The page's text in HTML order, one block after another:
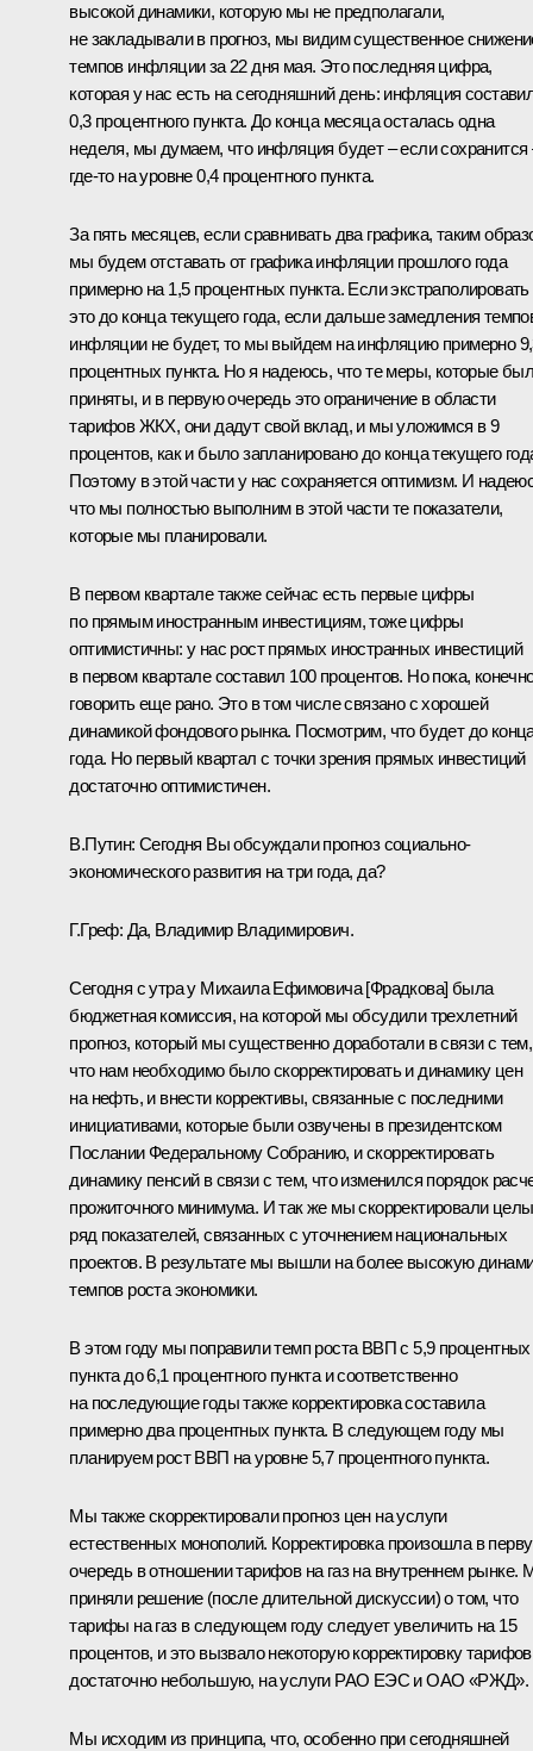
высокой динамики, которую мы не предполагали,
не закладывали в прогноз, мы видим существенное
темпов инфляции за 22 дня мая. Это последняя цифра,
которая у нас есть на сегодняшний день: инфляция
0,3 процентного пункта. До конца месяца осталась одна
неделя, мы думаем, что инфляция будет – если сохранится
где‑то на уровне 0,4 процентного пункта.
За пять месяцев, если сравнивать два графика, таким
мы будем отставать от графика инфляции прошлого года
примерно на 1,5 процентных пункта. Если экстраполировать
это до конца текущего года, если дальше замедления
инфляции не будет, то мы выйдем на инфляцию примерно
процентных пункта. Но я надеюсь, что те меры, которые
приняты, и в первую очередь это ограничение в области
тарифов ЖКХ, они дадут свой вклад, и мы уложимся в 9
процентов, как и было запланировано до конца текущего
Поэтому в этой части у нас сохраняется оптимизм. И
что мы полностью выполним в этой части те показатели,
которые мы планировали.
В первом квартале также сейчас есть первые цифры
по прямым иностранным инвестициям, тоже цифры
оптимистичны: у нас рост прямых иностранных инвестиций
в первом квартале составил 100 процентов. Но пока,
говорить еще рано. Это в том числе связано с хорошей
динамикой фондового рынка. Посмотрим, что будет до
года. Но первый квартал с точки зрения прямых инвестиций
достаточно оптимистичен.
В.Путин: Сегодня Вы обсуждали прогноз социально-
экономического развития на три года, да?
Г.Греф: Да, Владимир Владимирович.
Сегодня с утра у Михаила Ефимовича [Фрадкова] была
бюджетная комиссия, на которой мы обсудили трехлетний
прогноз, который мы существенно доработали в связи с тем,
что нам необходимо было скорректировать и динамику цен
на нефть, и внести коррективы, связанные с последними
инициативами, которые были озвучены в президентском
Послании Федеральному Собранию, и скорректировать
динамику пенсий в связи с тем, что изменился порядок
прожиточного минимума. И так же мы скорректировали
ряд показателей, связанных с уточнением национальных
проектов. В результате мы вышли на более высокую
темпов роста экономики.
В этом году мы поправили темп роста ВВП с 5,9 процентных
пункта до 6,1 процентного пункта и соответственно
на последующие годы также корректировка составила
примерно два процентных пункта. В следующем году мы
планируем рост ВВП на уровне 5,7 процентного пункта.
Мы также скорректировали прогноз цен на услуги
естественных монополий. Корректировка произошла в
очередь в отношении тарифов на газ на внутреннем рынке.
приняли решение (после длительной дискуссии) о том, что
тарифы на газ в следующем году следует увеличить на 15
процентов, и это вызвало некоторую корректировку
достаточно небольшую, на услуги РАО ЕЭС и ОАО «РЖД».
Мы исходим из принципа, что, особенно при сегодняшней